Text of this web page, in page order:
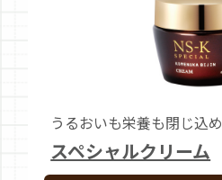
うるおいも栄養も閉じ込
スペシャルクリーム